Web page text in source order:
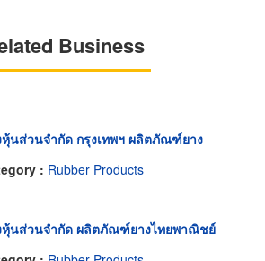
Business
หุ้นส่วนจำกัด กรุงเทพฯ ผลิตภัณฑ์ยาง
: Rubber Products
หุ้นส่วนจำกัด ผลิตภัณฑ์ยางไทยพาณิชย์